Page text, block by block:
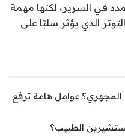
في السرير، لكنها مهمة
الذي يؤثر سلبًا على
عوامل هامة ترفع
الطبيب؟